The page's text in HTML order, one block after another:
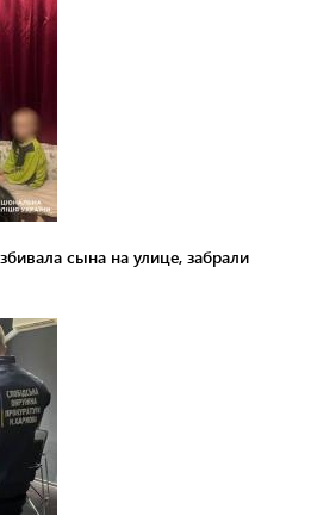
сына на улице, забрали